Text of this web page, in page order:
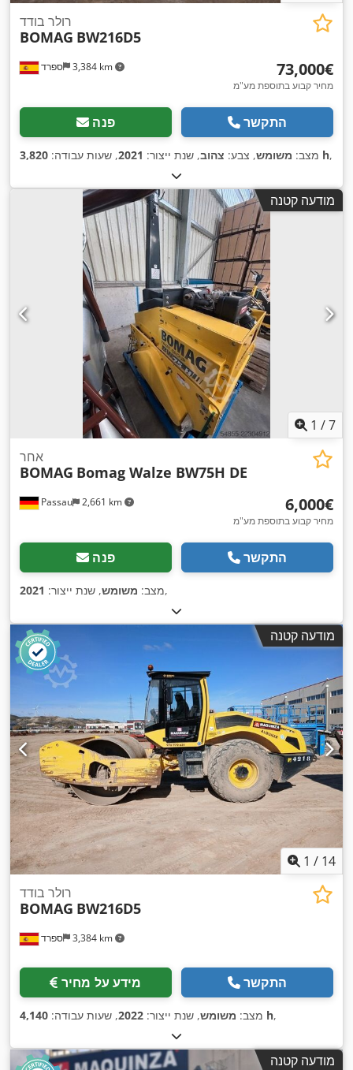
ספרד 3,384 km
רולר בודד
BOMAG BW216D5
‏73,000 ‏€
מחיר קבוע בתוספת מע"מ
פנה התקשר
מצב: משומש, צבע: צהוב, שנת ייצור: 2021, שעות עבודה: 3,820 h,
מודעה קטנה
1 /7
Passau 2,661 km
אחר
BOMAG Bomag Walze BW75H DE
‏6,000 ‏€
מחיר קבוע בתוספת מע"מ
פנה התקשר
מצב: משומש, שנת ייצור: 2021 ,
מודעה קטנה
1 / 14
ספרד 3,384 km
רולר בודד
BOMAG BW216D5
מידע על מחיר התקשר
מצב: משומש, שנת ייצור: 2022, שעות עבודה: 4,140 h,
מודעה קטנה